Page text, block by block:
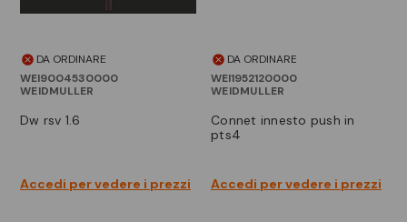
DA ORDINARE
WEI9004530000
WEIDMULLER
dw rsv 1.6
Accedi per vedere i prezzi
DA ORDINARE
WEI1952120000
WEIDMULLER
connet innesto push in
pts4
Accedi per vedere i prezzi